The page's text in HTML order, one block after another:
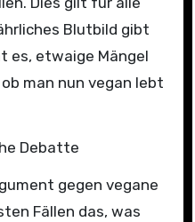
Blutbild gibt
es, etwaige Mängel
man nun vegan lebt
Debatte
gegen vegane
Fällen das, was